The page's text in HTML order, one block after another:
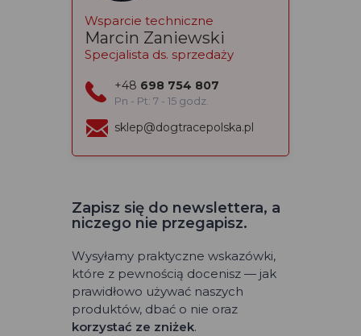
Wsparcie techniczne
Marcin Zaniewski
Specjalista ds. sprzedaży
+48 698 754 807
Pn - Pt: 7 - 15 godz.
sklep@dogtracepolska.pl
Zapisz się do newslettera, a
niczego nie przegapisz.
Wysyłamy praktyczne wskazówki,
które z pewnością docenisz — jak
prawidłowo używać naszych
produktów, dbać o nie oraz
korzystać ze zniżek.